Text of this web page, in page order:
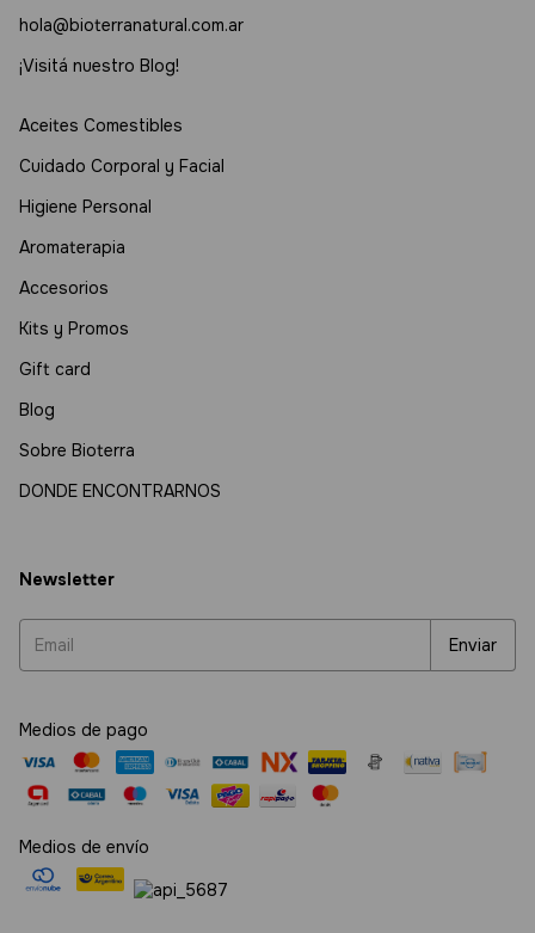
hola@bioterranatural.com.ar
¡Visitá nuestro Blog!
Aceites Comestibles
Cuidado Corporal y Facial
Higiene Personal
Aromaterapia
Accesorios
Kits y Promos
Gift card
Blog
Sobre Bioterra
DONDE ENCONTRARNOS
Newsletter
Medios de pago
Medios de envío